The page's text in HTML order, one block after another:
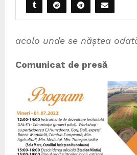
acolo unde se năștea
Comunicat de presă